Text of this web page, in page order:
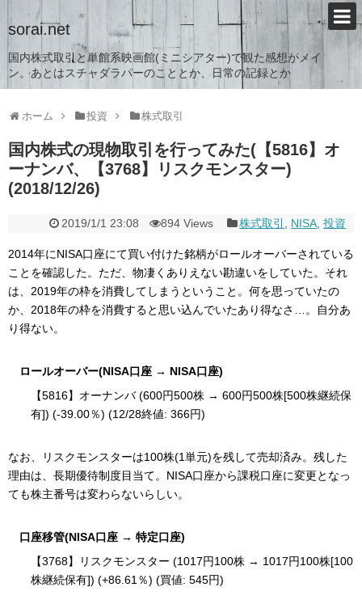
sorai.net
国内株式取引と単館系映画館(ミニシアター)で観た感想がメイ
ン。あとはスチャダラパーのこととか、日常の記録とか
ホーム 投資 株式取引
国内株式の現物取引を行ってみた(【5816】オ
ーナンバ、【3768】リスクモンスター)
(2018/12/26)
2019/1/1 23:08 894 Views 株式取引 NISA ,投資
2014年にNISA口座にて買い付けた銘柄がロールオーバーされている
ことを確認した。ただ、物凄くありえない勘違いをしていた。それ
は、2019年の枠を消費してしまうということ。何を思っていたの
か、2018年の枠を消費すると思い込んでいたあり得なさ…。自分あ
り得ない。
ロールオーバー(NISA口座 → NISA口座)
【5816】オーナンバ (600円500株 → 600円500株[500株継続保
有]) (-39.00％) (12/28終値: 366円)
なお、リスクモンスターは100株(1単元)を残して売却済み。残した
理由は、長期優待制度目当て。NISA口座から課税口座に変更となっ
ても株主番号は変わらないらしい。
口座移管(NISA口座 → 特定口座)
【3768】リスクモンスター (1017円100株 → 1017円100株[100
株継続保有]) (+86.61％) (買値: 545円)